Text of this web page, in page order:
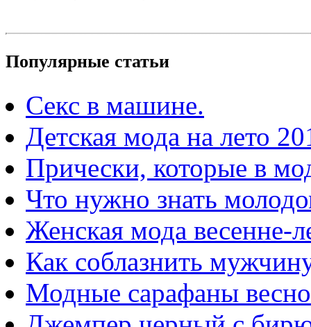
Популярные статьи
Секс в машине.
Детская мода на лето
Прически, которые в
Что нужно знать
Женская мода весенне-
Как соблазнить
Модные сарафаны